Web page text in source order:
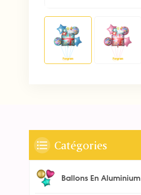
Catégories
Ballons En Aluminium